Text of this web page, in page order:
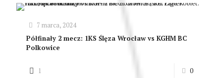
7 marca, 2024
Półfinały 2 mecz: 1KS Ślęza Wrocław vs KGHM BC
Polkowice
1 0